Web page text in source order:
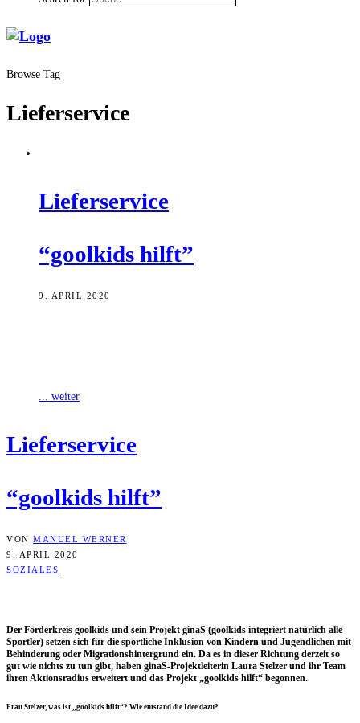
Browse Tag
Lieferservice
Lie­fer­ser­vice
“gool­kids hilft”
9. APRIL 2020
... weiter
Lie­fer­ser­vice
“gool­kids hilft”
VON MANUEL WERNER
9. APRIL 2020
SOZIALES
Der För­der­kreis gool­kids und sein Pro­jekt ginaS (gool­kids inte­griert natür­lich alle
Sport­ler) set­zen sich für die sport­li­che Inklu­si­on von Kin­dern und Jugend­li­chen mit
Behin­de­rung oder Migra­ti­ons­hin­ter­grund ein. Da es in die­ser Rich­tung der­zeit so
gut wie nichts zu tun gibt, haben ginaS-Pro­jekt­lei­te­rin Lau­ra Stel­zer und ihr Team
ihren Akti­ons­ra­di­us erwei­tert und das Pro­jekt „gool­kids hilft“ begonnen.
Frau Stel­zer, was ist „gool­kids hilft“? Wie ent­stand die Idee dazu?